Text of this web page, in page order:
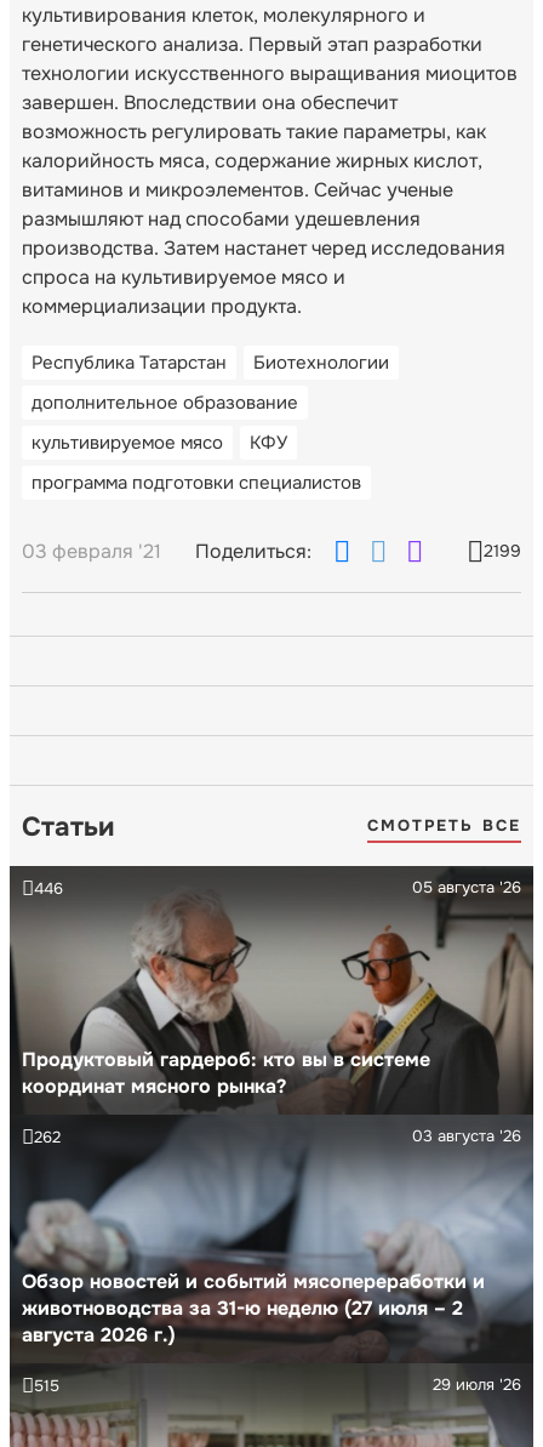
культивирования клеток, молекулярного и
генетического анализа. Первый этап разработки
технологии искусственного выращивания миоцитов
завершен. Впоследствии она обеспечит
возможность регулировать такие параметры, как
калорийность мяса, содержание жирных кислот,
витаминов и микроэлементов. Сейчас ученые
размышляют над способами удешевления
производства. Затем настанет черед исследования
спроса на культивируемое мясо и
коммерциализации продукта.
Республика Татарстан
Биотехнологии
дополнительное образование
культивируемое мясо
КФУ
программа подготовки специалистов
03 февраля '21 Поделиться: 2199
Статьи СМОТРЕТЬ ВСЕ
Продуктовый гардероб: кто вы в системе
координат мясного рынка?
05 августа '26
446
Обзор новостей и событий мясопереработки и
животноводства за 31-ю неделю (27 июля – 2
августа 2026 г.)
03 августа '26
262
29 июля '26
515